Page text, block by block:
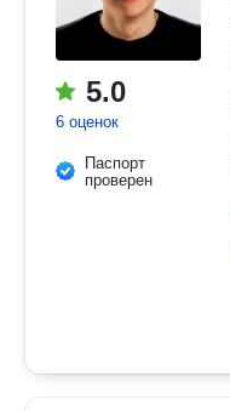
5.0
6 оценок
Паспорт
проверен